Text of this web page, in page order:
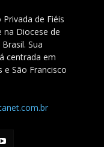
de Fiéis
na Diocese de
Sua
centrada em
e São Francisco